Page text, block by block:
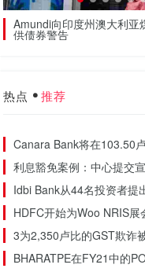
Amundi向印度州澳大利亚
供债券警告
热点 推荐
Canara Bank将在103.50
利息豁免案例：中心提交
Idbi Bank从44名投资者提
HDFC开始为Woo NRIS展
3为2,350卢比的GST欺诈
BHARATPE在FY21中的